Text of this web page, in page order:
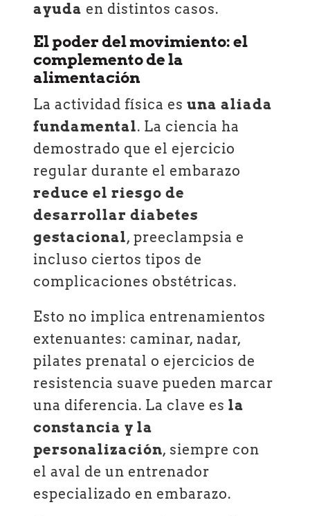
ayuda en distintos casos.
El poder del movimiento: el
complemento de la
alimentación
La actividad física esuna aliada
fundamental. La ciencia ha
demostrado que el ejercicio
regular durante el embarazo
reduce el riesgo de
desarrollar diabetes
gestacional, preeclampsia e
incluso ciertos tipos de
complicaciones obstétricas.
Esto no implica entrenamientos
extenuantes: caminar, nadar,
pilates prenatal o ejercicios de
resistencia suave pueden marcar
una diferencia. La clave esla
constancia y la
personalización, siempre con
el aval de un entrenador
especializado en embarazo.